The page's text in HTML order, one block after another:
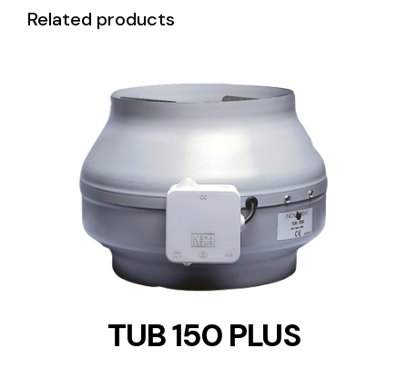
Related products
DETAILS
TUB 150 PLUS